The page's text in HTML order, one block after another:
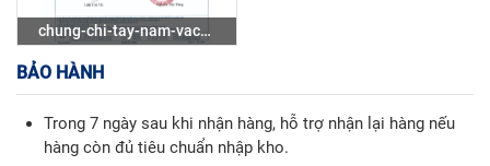
chung-chi-tay-nam-vach-
BẢO HÀNH
Trong 7 ngày sau khi nhận hàng, hỗ trợ nhận lại hàng nếu
hàng còn đủ tiêu chuẩn nhập kho.